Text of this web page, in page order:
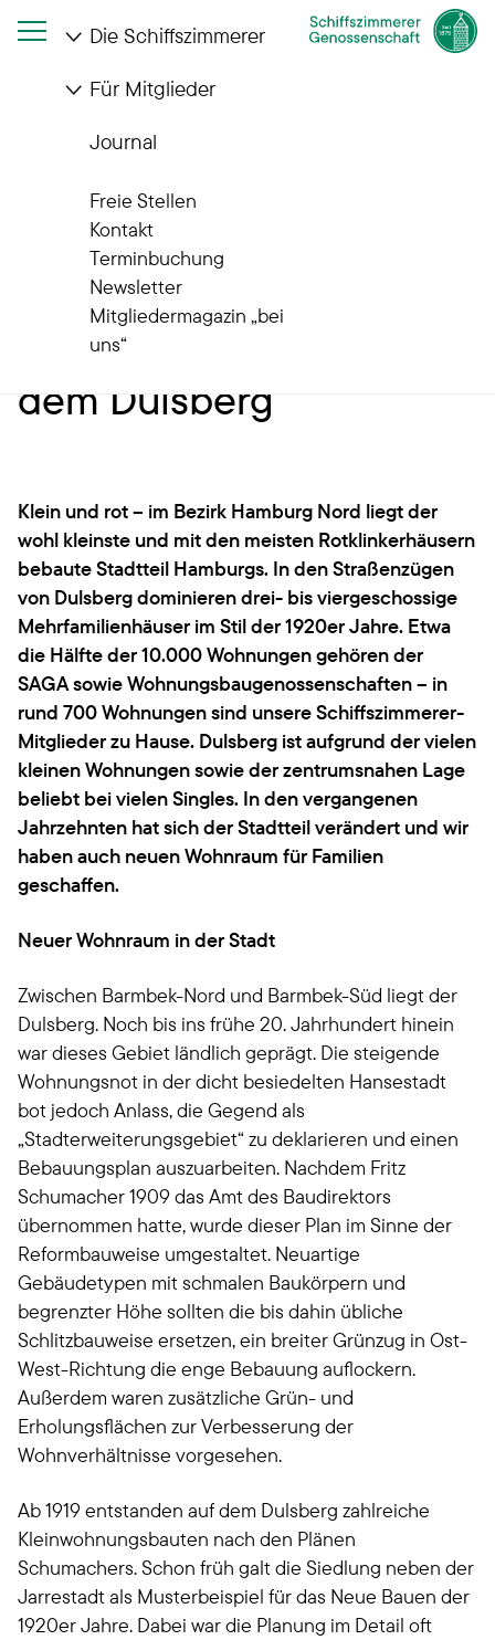
Die Schiffszimmerer
Für Mitglieder
Journal
Freie Stellen
Kontakt
Terminbuchung
Newsletter
Mitgliedermagazin „bei
uns“
Startseite
Die Schiffszimmerer Wohnanlagen
Unsere Quartiere im Wandel
Unser
Backsteinensemble aus
den 1920er Jahren auf
dem Dulsberg
Klein und rot – im Bezirk Hamburg Nord liegt der
wohl kleinste und mit den meisten Rotklinkerhäusern
bebaute Stadtteil Hamburgs. In den Straßenzügen
von Dulsberg dominieren drei- bis viergeschossige
Mehrfamilienhäuser im Stil der 1920er Jahre. Etwa
die Hälfte der 10.000 Wohnungen gehören der
SAGA sowie Wohnungsbaugenossenschaften – in
rund 700 Wohnungen sind unsere Schiffszimmerer-
Mitglieder zu Hause. Dulsberg ist aufgrund der vielen
kleinen Wohnungen sowie der zentrumsnahen Lage
beliebt bei vielen Singles. In den vergangenen
Jahrzehnten hat sich der Stadtteil verändert und wir
haben auch neuen Wohnraum für Familien
geschaffen.
Neuer Wohnraum in der Stadt
Zwischen Barmbek-Nord und Barmbek-Süd liegt der
Dulsberg. Noch bis ins frühe 20. Jahrhundert hinein
war dieses Gebiet ländlich geprägt. Die steigende
Wohnungsnot in der dicht besiedelten Hansestadt
bot jedoch Anlass, die Gegend als
„Stadterweiterungsgebiet“ zu deklarieren und einen
Bebauungsplan auszuarbeiten. Nachdem Fritz
Schumacher 1909 das Amt des Baudirektors
übernommen hatte, wurde dieser Plan im Sinne der
Reformbauweise umgestaltet. Neuartige
Gebäudetypen mit schmalen Baukörpern und
begrenzter Höhe sollten die bis dahin übliche
Schlitzbauweise ersetzen, ein breiter Grünzug in Ost-
West-Richtung die enge Bebauung auflockern.
Außerdem waren zusätzliche Grün- und
Erholungsflächen zur Verbesserung der
Wohnverhältnisse vorgesehen.
Ab 1919 entstanden auf dem Dulsberg zahlreiche
Kleinwohnungsbauten nach den Plänen
Schumachers. Schon früh galt die Siedlung neben der
Jarrestadt als Musterbeispiel für das Neue Bauen der
1920er Jahre. Dabei war die Planung im Detail oft